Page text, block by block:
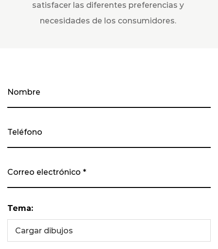
satisfacer las diferentes preferencias y
necesidades de los consumidores.
Tema:
Cargar dibujos